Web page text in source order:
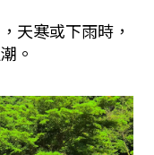
天寒或下雨時，
。